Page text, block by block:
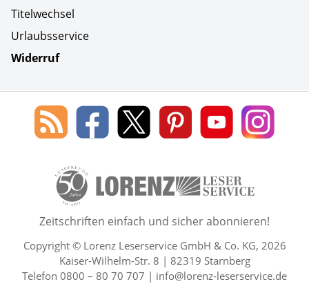
Titelwechsel
Urlaubsservice
Widerruf
Social Media
Blog
des
Leserservice
Lorenz
Leserservice
Lorenz
Leserservice
Lorenz
Leserservice
Lorenz
Leserservice
Lorenz
50 Lesefreude im Abo Jahre
Zeitschriften einfach und sicher abonnieren!
Copyright © Lorenz Leserservice GmbH & Co. KG, 2026
Kaiser-Wilhelm-Str. 8 | 82319 Starnberg
Telefon 0800 – 80 70 707 | info@lorenz-leserservice.de